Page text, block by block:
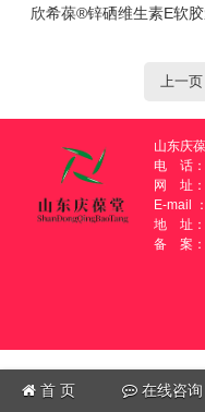
欣希葆®锌硒维生素E软
上一页
山东庆
电 话：
网 址
E-mail
地 址：
备 案
首 页 在线咨询